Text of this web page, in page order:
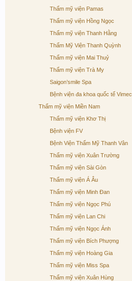
Thẩm mỹ viện Pamas
Thẩm mỹ viện Hồng Ngọc
Thẩm mỹ viện Thanh Hằng
Thẩm Mỹ Viện Thanh Quỳnh
Thẩm mỹ viện Mai Thuỷ
Thẩm mỹ viện Trà My
Saigon’smile Spa
Bệnh viện đa khoa quốc tế Vimec
Thẩm mỹ viện Miền Nam
Thẩm mỹ viện Khơ Thị
Bệnh viện FV
Bệnh Viện Thẩm Mỹ Thanh Vân
Thẩm mỹ viện Xuân Trường
Thẩm mỹ viện Sài Gòn
Thẩm mỹ viện Á Âu
Thẩm mỹ viện Minh Đan
Thẩm mỹ viện Ngọc Phú
Thẩm mỹ viện Lan Chi
Thẩm mỹ viện Ngọc Ánh
Thẩm mỹ viện Bích Phượng
Thẩm mỹ viện Hoàng Gia
Thẩm mỹ viện Miss Spa
Thẩm mỹ viện Xuân Hùng